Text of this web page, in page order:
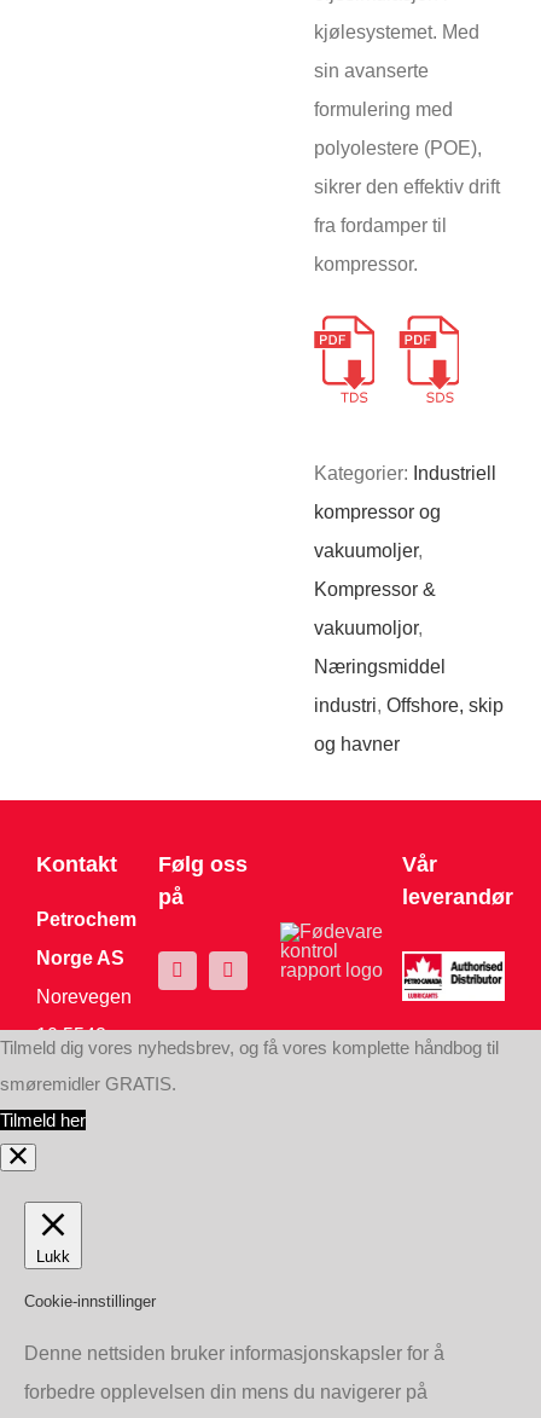
kjølesystemet. Med
sin avanserte
formulering med
polyolestere (POE),
sikrer den effektiv drift
fra fordamper til
kompressor.
Kategorier: Industriell
kompressor og
vakuumoljer,
Kompressor &
vakuumoljor,
Næringsmiddel
industri, Offshore, skip
og havner
Kontakt
Petrochem
Norge AS
Norevegen
10 5542
Karmsund
Tel:+47
94856 227
Org.nr: 995
690 748
Følg oss
på
Vår
leverandør
Tilmeld dig vores nyhedsbrev, og få vores komplette håndbog til
smøremidler GRATIS.
Tilmeld her
Lukk
Cookie-innstillinger
Denne nettsiden bruker informasjonskapsler for å
forbedre opplevelsen din mens du navigerer på